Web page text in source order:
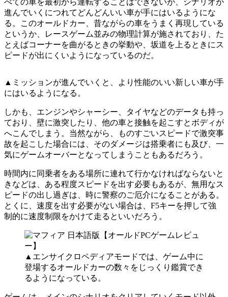
進んでいくにつれてどんどんいい車が手にはいるようにな
る。このオールドカー、昔ながらの車をうまく再現している
というか、レースゲーム並みの物理計算が施されており、た
とえばコーナーを曲がるときの挙動や、坂道を上るときにス
ピードが出にくいようになっているのだ。
▲ミッションが進んでいくと、より性能のいい新しい車が手
にはいるようになる。
しかも、エンジンやシャーシー、タイヤなどのデータも持っ
ており、壁に激突したり、他の車と接触を起こすとボディが
へこんでしまう。当然ながら、ものすごいスピードで激突事
故を起こした場合には、そのダメージは搭乗者にも及び、一
気にゲームオーバーとなってしまうこともあるだろう。
時間内に同乗者をある場所に連れて行かなければならないと
きなどは、ある程度スピードを出す必要もあるが、無用なス
ピードの出し過ぎは、時に警察のご厄介になることがある。
とくに、速度を出す必要がない場合は、F5キーを押して強
制的に速度制限をかけて走るといいだろう。
▲エンサイクロペディアモードでは、ゲーム中に
登場するオールドカーの数々をじっくり鑑賞でき
るようになっている。